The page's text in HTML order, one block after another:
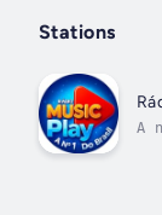
Stations
A